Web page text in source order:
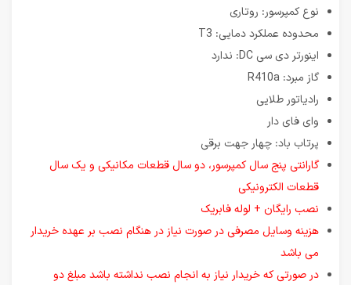
نوع کمپرسور: روتاری
محدوده عملکرد دمایی: T3
اینورتر دی سی DC: ندارد
گاز مبرد: R410a
رادیاتور طلایی
وای فای دار
پرتاب باد: چهار جهت برقی
گارانتی پنج سال کمپرسور، دو سال قطعات مکانیکی و یک سال
قطعات الکترونیکی
نصب رایگان + لوله فابریک
هزینه وسایل مصرفی در صورت نیاز در هنگام نصب بر عهده خریدار
می باشد
در صورتی که خریدار نیاز به انجام نصب نداشته باشد مبلغ دو